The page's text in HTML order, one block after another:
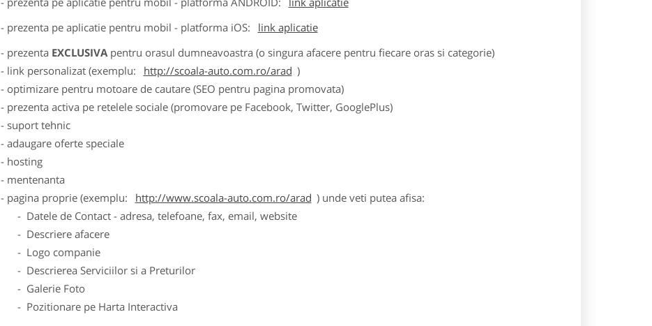
- prezenta pe aplicatie pentru mobil - platforma iOS:
link aplicatie
- prezenta EXCLUSIVApentru orasul dumneavoastra (o singura afacere pentru fiecare oras si categorie)
- link personalizat (exemplu:
http://scoala-auto.com.ro/arad )
- optimizare pentru motoare de cautare (SEO pentru pagina promovata)
- prezenta activa pe retelele sociale (promovare pe Facebook, Twitter, GooglePlus)
- suport tehnic
- adaugare oferte speciale
- hosting
- mentenanta
- pagina proprie (exemplu:
http://www.scoala-auto.com.ro/arad ) unde veti putea afisa:
- Datele de Contact - adresa, telefoane, fax, email, website
- Descriere afacere
- Logo companie
- Descrierea Serviciilor si a Preturilor
- Galerie Foto
- Pozitionare pe Harta Interactiva